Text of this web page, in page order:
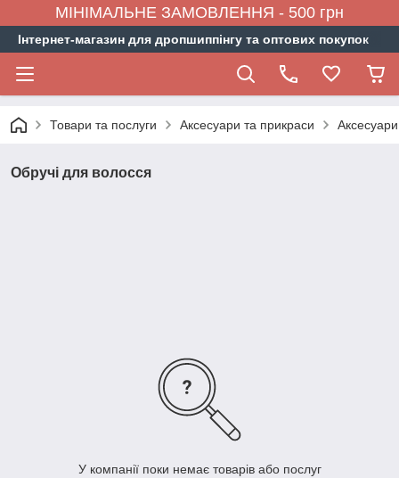
МІНІМАЛЬНЕ ЗАМОВЛЕННЯ - 500 грн
Інтернет-магазин для дропшиппінгу та оптових покупок
Товари та послуги Аксесуари та прикраси
Обручі для волосся
У компанії поки немає товарів або послуг